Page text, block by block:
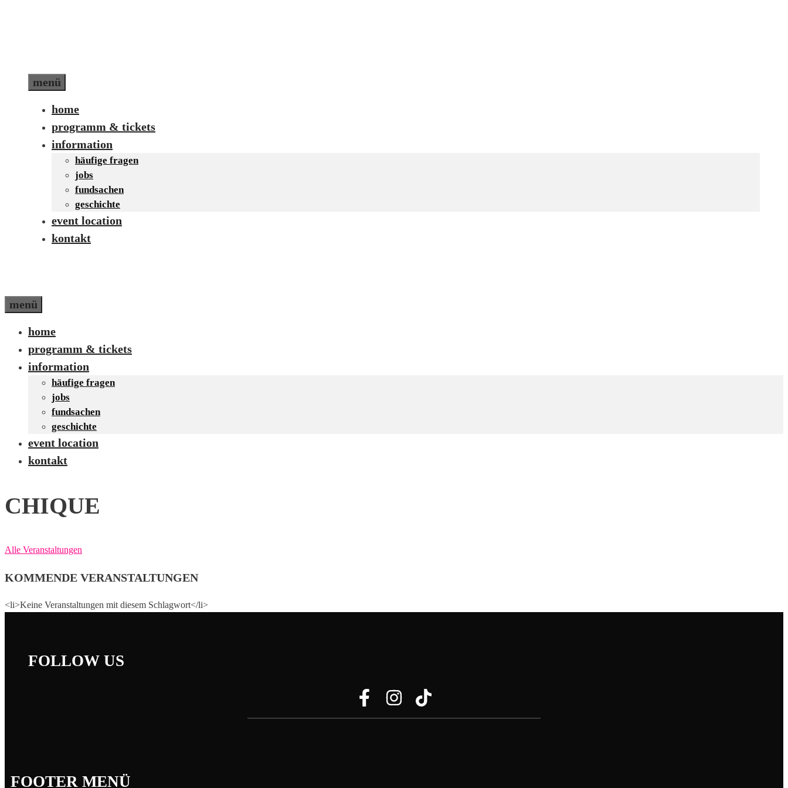
menü
home
programm & tickets
information
häufige fragen
jobs
fundsachen
geschichte
event location
kontakt
menü
home
programm & tickets
information
häufige fragen
jobs
fundsachen
geschichte
event location
kontakt
CHIQUE
Alle Veranstaltungen
KOMMENDE VERANSTALTUNGEN
<li>Keine Veranstaltungen mit diesem Schlagwort</li>
FOLLOW US
FOOTER MENÜ